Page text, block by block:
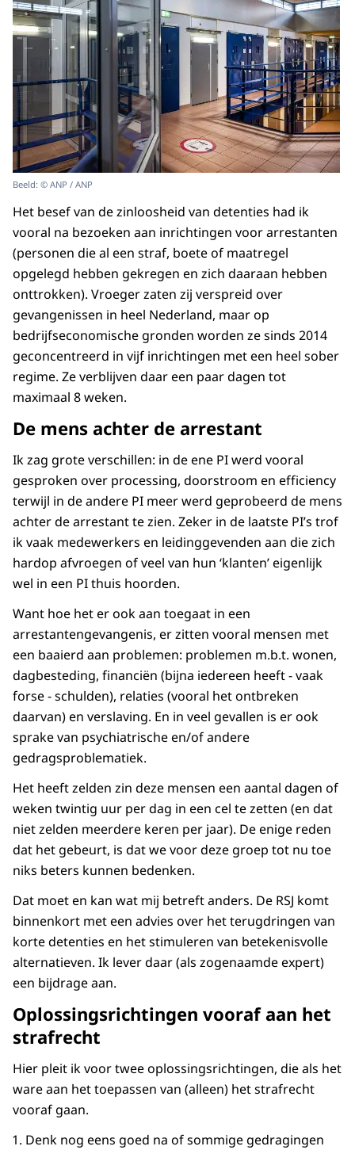
Beeld: © ANP / ANP
Het besef van de zinloosheid van detenties had ik
vooral na bezoeken aan inrichtingen voor arrestanten
(personen die al een straf, boete of maatregel
opgelegd hebben gekregen en zich daaraan hebben
onttrokken). Vroeger zaten zij verspreid over
gevangenissen in heel Nederland, maar op
bedrijfseconomische gronden worden ze sinds 2014
geconcentreerd in vijf inrichtingen met een heel sober
regime. Ze verblijven daar een paar dagen tot
maximaal 8 weken.
De mens achter de arrestant
Ik zag grote verschillen: in de ene PI werd vooral
gesproken over processing, doorstroom en efficiency
terwijl in de andere PI meer werd geprobeerd de mens
achter de arrestant te zien. Zeker in de laatste PI’s trof
ik vaak medewerkers en leidinggevenden aan die zich
hardop afvroegen of veel van hun ‘klanten’ eigenlijk
wel in een PI thuis hoorden.
Want hoe het er ook aan toegaat in een
arrestantengevangenis, er zitten vooral mensen met
een baaierd aan problemen: problemen m.b.t. wonen,
dagbesteding, financiën (bijna iedereen heeft - vaak
forse - schulden), relaties (vooral het ontbreken
daarvan) en verslaving. En in veel gevallen is er ook
sprake van psychiatrische en/of andere
gedragsproblematiek.
Het heeft zelden zin deze mensen een aantal dagen of
weken twintig uur per dag in een cel te zetten (en dat
niet zelden meerdere keren per jaar). De enige reden
dat het gebeurt, is dat we voor deze groep tot nu toe
niks beters kunnen bedenken.
Dat moet en kan wat mij betreft anders. De RSJ komt
binnenkort met een advies over het terugdringen van
korte detenties en het stimuleren van betekenisvolle
alternatieven. Ik lever daar (als zogenaamde expert)
een bijdrage aan.
Oplossingsrichtingen vooraf aan het
strafrecht
Hier pleit ik voor twee oplossingsrichtingen, die als het
ware aan het toepassen van (alleen) het strafrecht
vooraf gaan.
Denk nog eens goed na of sommige gedragingen